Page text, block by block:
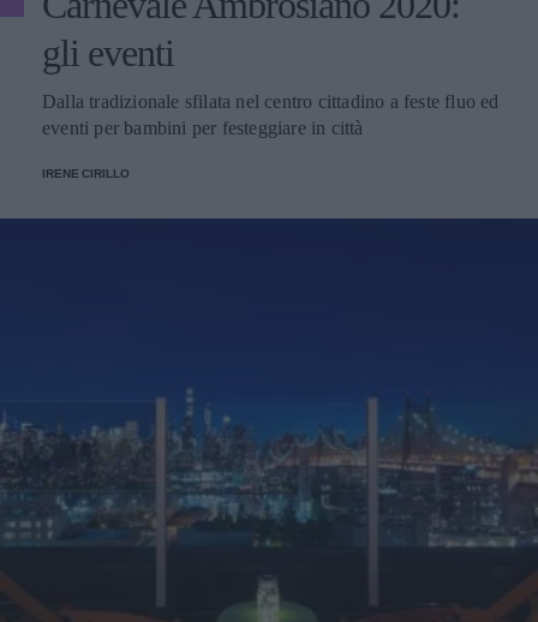
gli eventi
Dalla tradizionale sfilata nel centro cittadino a feste fluo ed
eventi per bambini per festeggiare in città
IRENE CIRILLO